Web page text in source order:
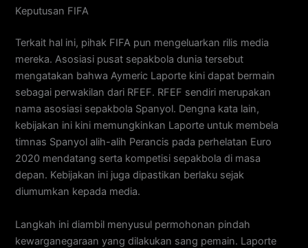
Keputusan FIFA
Terkait hal ini, pihak FIFA pun mengeluarkan rilis media
mereka. Asosiasi pusat sepakbola dunia tersebut
mengatakan bahwa Aymeric Laporte kini dapat bermain
sebagai perwakilan dari RFEF. RFEF sendiri merupakan
nama asosiasi sepakbola Spanyol. Dengna kata lain,
kebijakan ini kini memungkinkan Laporte untuk membela
timnas Spanyol alih-alih Perancis pada perhelatan Euro
2020 mendatang serta kompetisi sepakbola di masa
depan. Kebijakan ini juga dipastikan berlaku sejak
diumumkan kepada media.
Langkah ini diambil menyusul permohonan pindah
kewarganegaraan yang dilakukan sang pemain. Laporte